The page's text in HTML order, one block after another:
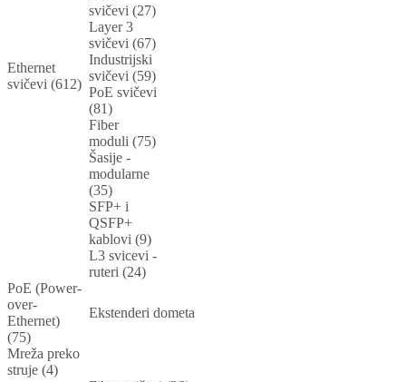
Ethernet
svičevi (612)
svičevi (27)
Layer 3
svičevi (67)
Industrijski
svičevi (59)
PoE svičevi
(81)
Fiber
moduli (75)
Šasije -
modularne
(35)
SFP+ i
QSFP+
kablovi (9)
L3 svicevi -
ruteri (24)
PoE (Power-
over-
Ethernet)
(75)
Ekstenderi dometa
Mreža preko
struje (4)